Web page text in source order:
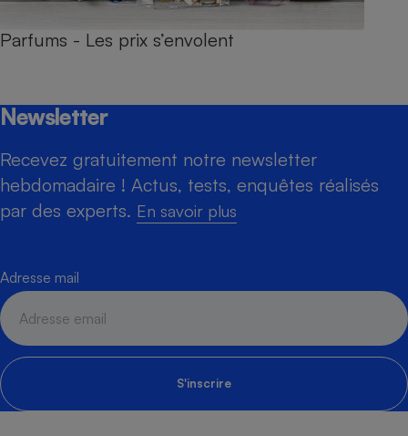
Parfums - Les prix s’envolent
Newsletter
Recevez gratuitement notre newsletter
hebdomadaire ! Actus, tests, enquêtes réalisés
par des experts. En savoir plus
Adresse mail
S'inscrire